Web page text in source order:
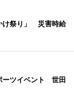
け祭り」 災害時給
ーツイベント 世田